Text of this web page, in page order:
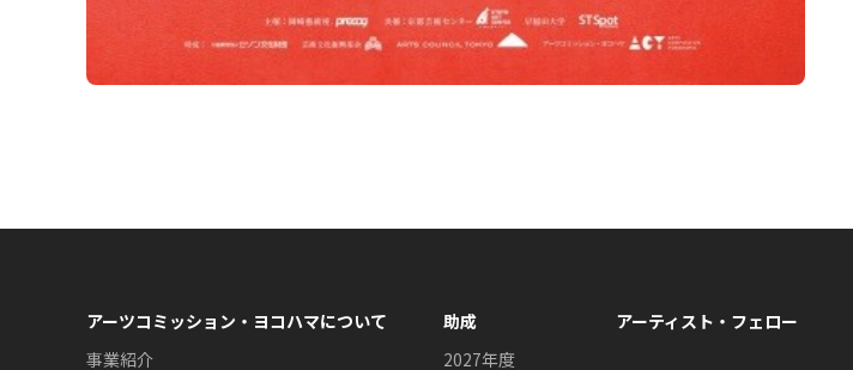
アーツコミッション・ヨコハマについて
事業紹介
助成
2027年度
アーティスト・フェロー